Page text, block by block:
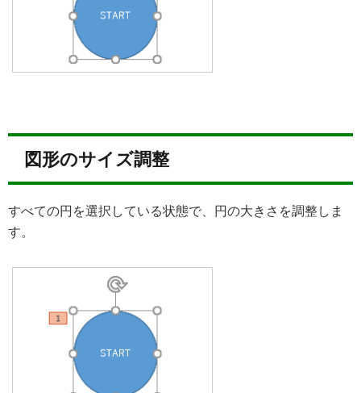
図形のサイズ調整
すべての円を選択している状態で、円の大きさを調整しま
す。